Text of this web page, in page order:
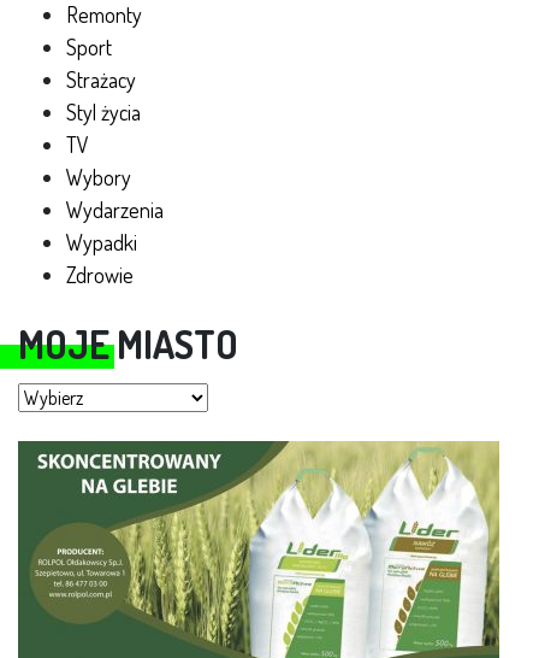
Remonty
Sport
Strażacy
Styl życia
TV
Wybory
Wydarzenia
Wypadki
Zdrowie
MOJE MIASTO
Moje miasto